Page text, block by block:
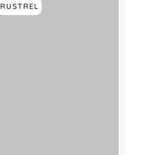
RUSTREL